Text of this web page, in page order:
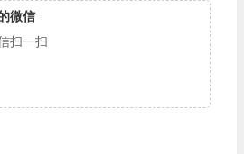
微信
扫一扫